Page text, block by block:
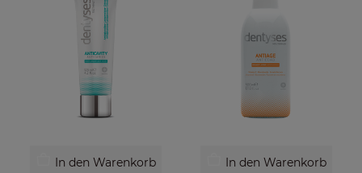
In den Warenkorb In den Warenkorb